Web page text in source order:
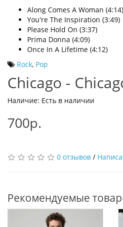
Along Comes A Woman (4:14)
You're The Inspiration (3:49)
Please Hold On (3:37)
Prima Donna (4:09)
Once In A Lifetime (4:12)
Rock, Pop
Chicago -
Наличие: Есть в наличии
700р.
0 отзывов /
Рекомендуемые